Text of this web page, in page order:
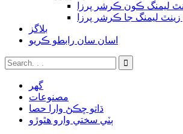
ليمنگ ڪون ڪرشر پرزا
زينٿ ليمنگ جا ڪرشر پرزا
بلاگز
اسان سان رابطو ڪريو
گھر
مصنوعات
ڌاتو ڇڪڻ وارا حصا
ٻٽي سختي وارو هٿوڙو